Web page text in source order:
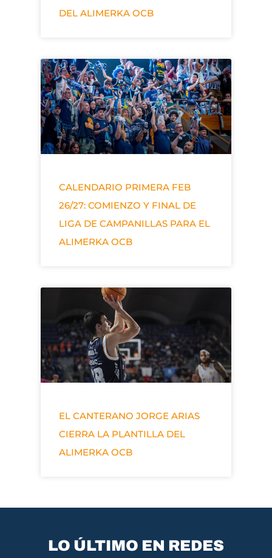
DEL ALIMERKA OCB
CALENDARIO PRIMERA FEB
26/27: COMIENZO Y FINAL DE
LIGA DE CAMPANILLAS PARA EL
ALIMERKA OCB
EL CANTERANO JORGE ARIAS
CIERRA LA PLANTILLA DEL
ALIMERKA OCB
LO ÚLTIMO EN REDES